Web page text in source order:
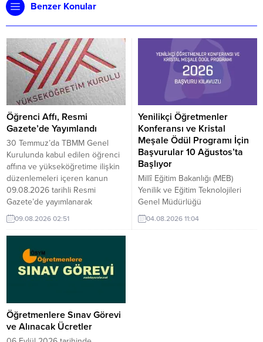
Benzer Konular
Öğrenci Affı, Resmi
Gazete’de Yayımlandı
30 Temmuz’da TBMM Genel
Kurulunda kabul edilen öğrenci
affına ve yükseköğretime ilişkin
düzenlemeleri içeren kanun
09.08.2026 tarihli Resmi
Gazete’de yayımlanarak
yürürlüğe girdi. Üniversite
Öğrencilerine Yeniden Dönüş
Hakkı: 2026-2027 Eğitim Yılında
Öğrenime Başlayabilecekler
Yükseköğretim kurumlarında
öğrenim görürken çeşitli
üniversiteyi kazandığı halde kayıt
yaptırmayan öğrenciler...
09.08.2026 02:51
Yenilikçi Öğretmenler
Konferansı ve Kristal
Meşale Ödül Programı İçin
Başvurular 10 Ağustos’ta
Başlıyor
Millî Eğitim Bakanlığı (MEB)
Yenilik ve Eğitim Teknolojileri
Genel Müdürlüğü
koordinasyonunda
düzenlenecek “Yenilikçi
04.08.2026 11:04
Öğretmenlere Sınav Görevi
ve Alınacak Ücretler